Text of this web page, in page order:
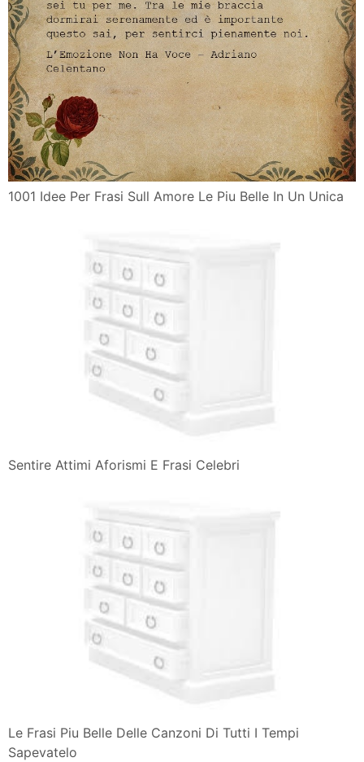
1001 Idee Per Frasi Sull Amore Le Piu Belle In Un Unica
Sentire Attimi Aforismi E Frasi Celebri
Le Frasi Piu Belle Delle Canzoni Di Tutti I Tempi
Sapevatelo